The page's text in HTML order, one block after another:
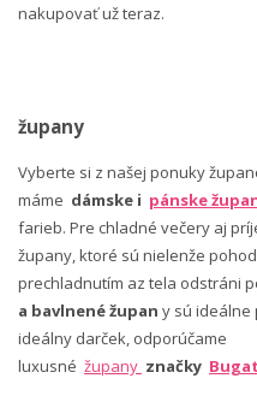
nakupovať už teraz.
župany
Vyberte si z našej ponuky
máme dámske i pánske
farieb. Pre chladné večery aj
župany, ktoré sú nielenže
prechladnutím az tela odstráni
a bavlnené župan y sú ideálne
ideálny darček, odporúčame
luxusné župany značky